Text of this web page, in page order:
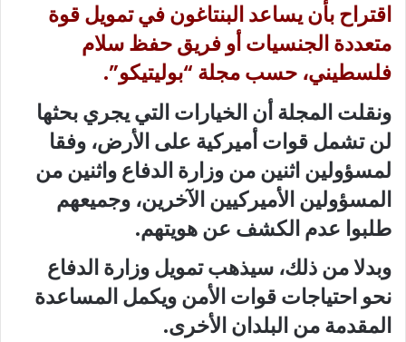
اقتراح بأن يساعد البنتاغون في تمويل قوة
متعددة الجنسيات أو فريق حفظ سلام
فلسطيني، حسب مجلة “بوليتيكو”.
ونقلت المجلة أن الخيارات التي يجري بحثها
لن تشمل قوات أميركية على الأرض، وفقا
لمسؤولين اثنين من وزارة الدفاع واثنين من
المسؤولين الأميركيين الآخرين، وجميعهم
طلبوا عدم الكشف عن هويتهم.
وبدلا من ذلك، سيذهب تمويل وزارة الدفاع
نحو احتياجات قوات الأمن ويكمل المساعدة
المقدمة من البلدان الأخرى.